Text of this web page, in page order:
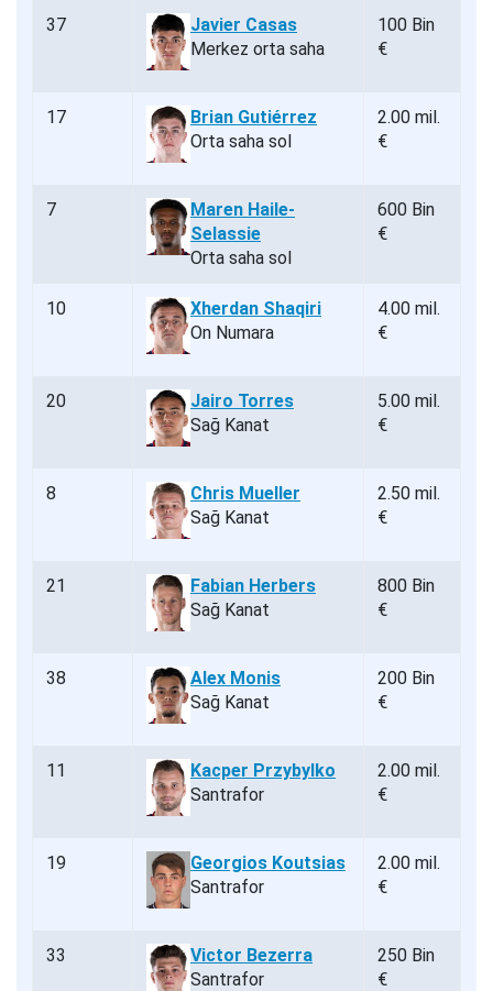
37
Javier Casas
Merkez orta saha
100 Bin
€
17
Brian Gutiérrez
Orta saha sol
2.00 mil.
€
7
Maren Haile-
Selassie
Orta saha sol
600 Bin
€
10
Xherdan Shaqiri
On Numara
4.00 mil.
€
20
Jairo Torres
Sağ Kanat
5.00 mil.
€
8
Chris Mueller
Sağ Kanat
2.50 mil.
€
21
Fabian Herbers
Sağ Kanat
800 Bin
€
38
Alex Monis
Sağ Kanat
200 Bin
€
11
Kacper Przybylko
Santrafor
2.00 mil.
€
19
Georgios Koutsias
Santrafor
2.00 mil.
€
33
Victor Bezerra
Santrafor
250 Bin
€